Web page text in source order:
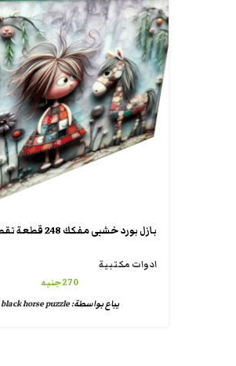
ادوات مكتبية
270جنيه
يباع بواسطة:black horse puzzle